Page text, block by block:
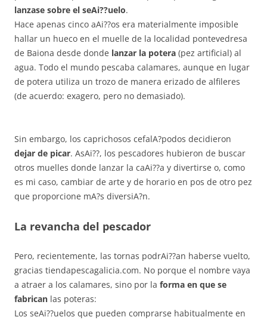
lanzase sobre el seAi??uelo.
Hace apenas cinco aAi??os era materialmente imposible
hallar un hueco en el muelle de la localidad pontevedresa
de Baiona desde donde lanzar la potera (pez artificial) al
agua. Todo el mundo pescaba calamares, aunque en lugar
de potera utiliza un trozo de manera erizado de alfileres
(de acuerdo: exagero, pero no demasiado).
Sin embargo, los caprichosos cefalA?podos decidieron
dejar de picar. AsAi??, los pescadores hubieron de buscar
otros muelles donde lanzar la caAi??a y divertirse o, como
es mi caso, cambiar de arte y de horario en pos de otro pez
que proporcione mA?s diversiA?n.
La revancha del pescador
Pero, recientemente, las tornas podrAi??an haberse vuelto,
gracias tiendapescagalicia.com. No porque el nombre vaya
a atraer a los calamares, sino por la forma en que se
fabrican las poteras:
Los seAi??uelos que pueden comprarse habitualmente en